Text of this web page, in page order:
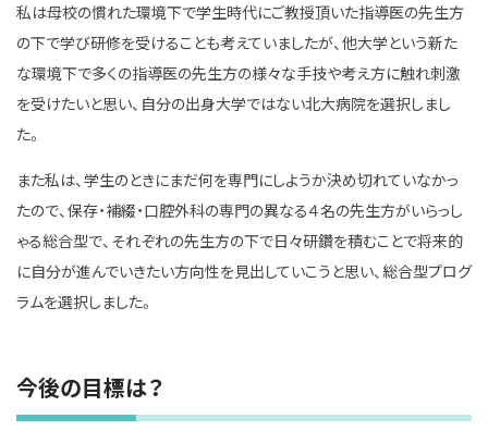
私は母校の慣れた環境下で学生時代にご教授頂いた指導医の先生方
の下で学び研修を受けることも考えていましたが、他大学という新た
な環境下で多くの指導医の先生方の様々な手技や考え方に触れ刺激
を受けたいと思い、自分の出身大学ではない北大病院を選択しまし
た。
また私は、学生のときにまだ何を専門にしようか決め切れていなかっ
たので、保存・補綴・口腔外科の専門の異なる４名の先生方がいらっし
ゃる総合型で、それぞれの先生方の下で日々研鑽を積むことで将来的
に自分が進んでいきたい方向性を見出していこうと思い、総合型プログ
ラムを選択しました。
今後の目標は？